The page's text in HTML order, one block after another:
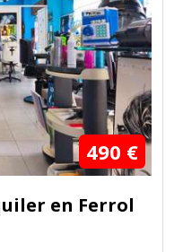
490 €
en Ferrol